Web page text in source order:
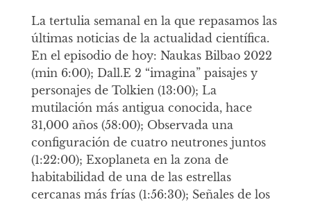
La tertulia semanal en la que repasamos las
últimas noticias de la actualidad científica.
En el episodio de hoy: Naukas Bilbao 2022
(min 6:00); Dall.E 2 “imagina” paisajes y
personajes de Tolkien (13:00); La
mutilación más antigua conocida, hace
31,000 años (58:00); Observada una
configuración de cuatro neutrones juntos
(1:22:00); Exoplaneta en la zona de
habitabilidad de una de las estrellas
cercanas más frías (1:56:30); Señales de los